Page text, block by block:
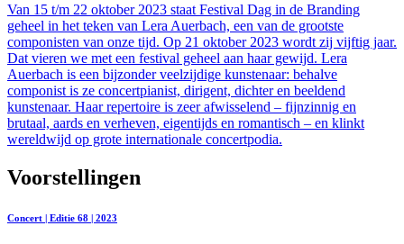
Van 15 t/m 22 oktober 2023 staat Festival Dag in de Branding
geheel in het teken van Lera Auerbach, een van de grootste
componisten van onze tijd. Op 21 oktober 2023 wordt zij vijftig jaar.
Dat vieren we met een festival geheel aan haar gewijd. Lera
Auerbach is een bijzonder veelzijdige kunstenaar: behalve
componist is ze concertpianist, dirigent, dichter en beeldend
kunstenaar. Haar repertoire is zeer afwisselend – fijnzinnig en
brutaal, aards en verheven, eigentijds en romantisch – en klinkt
wereldwijd op grote internationale concertpodia.
Voorstellingen
Concert | Editie 68 | 2023